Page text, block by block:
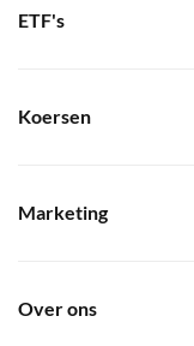
ETF's
Koersen
Marketing
Over ons